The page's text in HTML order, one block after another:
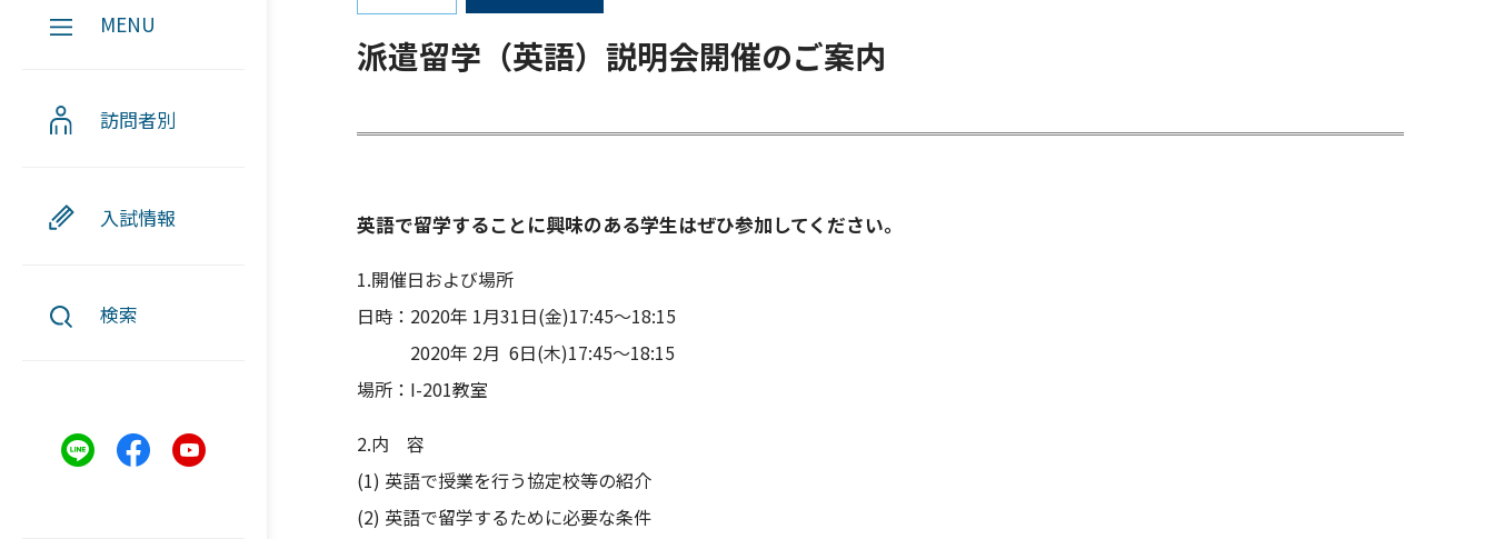
MENU
訪問者別
入試情報
検索
派遣留学（英語）説明会開催のご案内
英語で留学することに興味のある学生はぜひ参加してください。
1.開催日および場所
日時：2020年 1月31日(金)17:45～18:15
2020年 2月 6日(木)17:45～18:15
場所：I-201教室
2.内 容
(1) 英語で授業を行う協定校等の紹介
(2) 英語で留学するために必要な条件